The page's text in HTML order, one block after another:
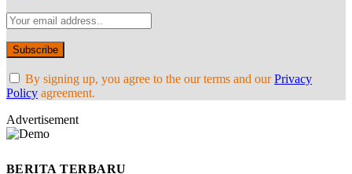
By signing up, you agree to the our terms and ourPrivacy
Policy agreement.
Advertisement
BERITA TERBARU